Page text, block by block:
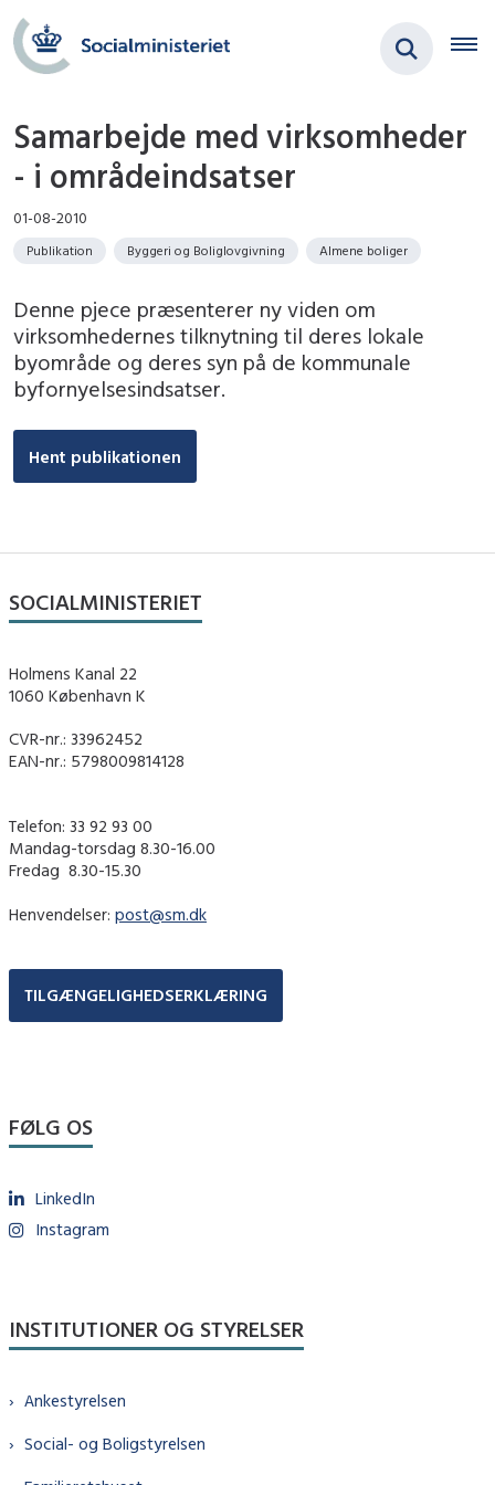
Samarbejde med virksomheder
- i områdeindsatser
01-08-2010
Publikation Byggeri og Boliglovgivning Almene boliger
Denne pjece præsenterer ny viden om
virksomhedernes tilknytning til deres lokale
byområde og deres syn på de kommunale
byfornyelsesindsatser.
Hent publikationen
SOCIALMINISTERIET
Holmens Kanal 22
1060 København K
CVR-nr.: 33962452
EAN-nr.: 5798009814128
Telefon: 33 92 93 00
Mandag-torsdag 8.30-16.00
Fredag ​ 8.30-15.30
Henvendelser: post@sm.dk
TILGÆNGELIGHEDSERKLÆRING
FØLG OS
LinkedIn
Instagram
INSTITUTIONER OG STYRELSER
Ankestyrelsen
Social- og Boligstyrelsen